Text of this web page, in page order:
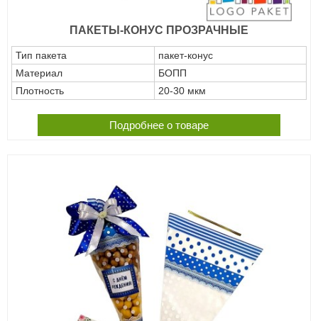
ПАКЕТЫ-КОНУС ПРОЗРАЧНЫЕ
Тип пакета
пакет-конус
Материал
БОПП
Плотность
20-30 мкм
Подробнее о товаре